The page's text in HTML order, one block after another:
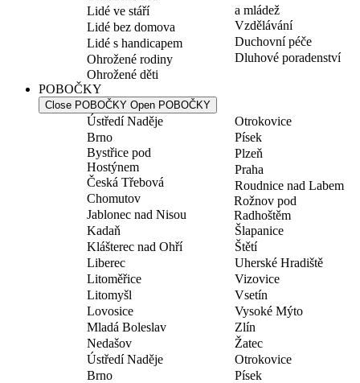
Lidé ve stáří
Lidé bez domova
Lidé s handicapem
Ohrožené rodiny
Ohrožené děti
a mládež
Vzdělávání
Duchovní péče
Dluhové poradenství
POBOČKY
Close POBOČKY Open POBOČKY
Ústředí Naděje
Brno
Bystřice pod
Hostýnem
Česká Třebová
Chomutov
Jablonec nad Nisou
Kadaň
Klášterec nad Ohří
Liberec
Litoměřice
Litomyšl
Lovosice
Mladá Boleslav
Nedašov
Otrokovice
Písek
Plzeň
Praha
Roudnice nad Labem
Rožnov pod
Radhoštěm
Šlapanice
Štětí
Uherské Hradiště
Vizovice
Vsetín
Vysoké Mýto
Zlín
Žatec
Ústředí Naděje
Brno
Otrokovice
Písek